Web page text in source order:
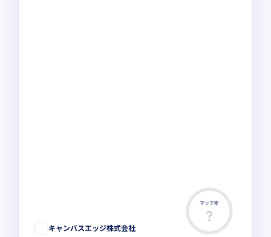
マッチ率
キャンバスエッジ株式会社